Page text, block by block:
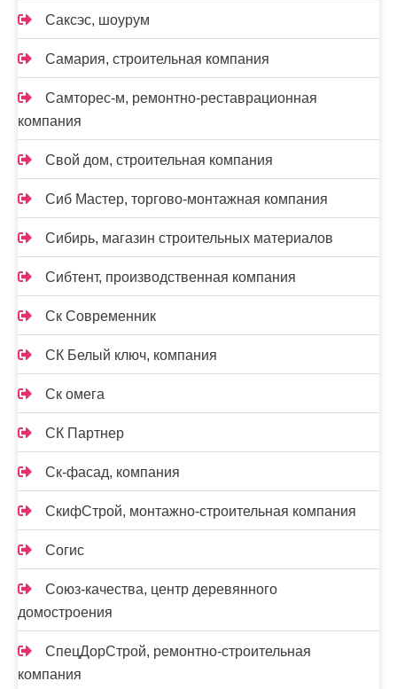
Саксэс, шоурум
Самария, строительная компания
Самторес-м, ремонтно-реставрационная
компания
Свой дом, строительная компания
Сиб Мастер, торгово-монтажная компания
Сибирь, магазин строительных материалов
Сибтент, производственная компания
Ск Cовременник
СК Белый ключ, компания
Ск омега
СК Партнер
Ск-фасад, компания
СкифСтрой, монтажно-строительная компания
Согис
Союз-качества, центр деревянного
домостроения
СпецДорСтрой, ремонтно-строительная
компания